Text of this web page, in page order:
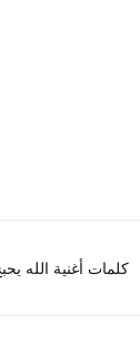
كلمات أغنية الله